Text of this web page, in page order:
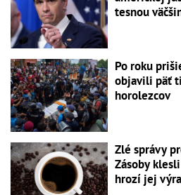
tesnou
Po roku
objavili päť
horolezcov
Zlé správy
Zásoby
hrozí jej